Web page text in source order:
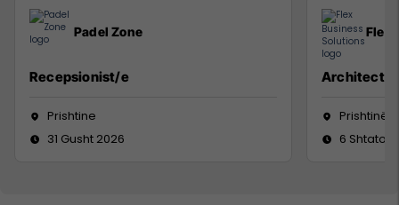
Padel Zone
Recepsionist/e
Prishtine
31 Gusht 2026
Flex
Architect
Prishtinë
6 Shtator